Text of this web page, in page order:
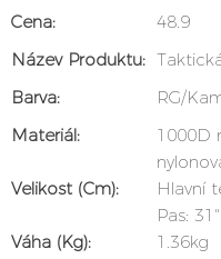
Cena:
48.9
Název Produktu:
Barva:
RG/
Materiál:
1000D
Velikost (cm):
Hlavní
Pas:
Váha (kg):
1.36kg